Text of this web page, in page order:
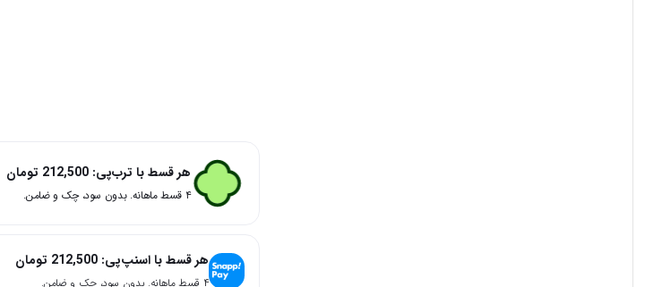
هر قسط با ترب‌پی: 212,500 تومان
۴ قسط ماهانه. بدون سود، چک و ضامن.
هر قسط با اسنپ‌پی: 212,500 تومان
۴ قسط ماهانه. بدون سود، چک و ضامن.